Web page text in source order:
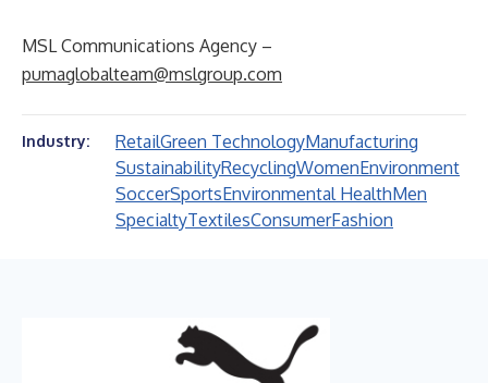
MSL Communications Agency –
pumaglobalteam@mslgroup.com
Industry: RetailGreen TechnologyManufacturing
SustainabilityRecyclingWomenEnvironment
SoccerSportsEnvironmental HealthMen
SpecialtyTextilesConsumerFashion